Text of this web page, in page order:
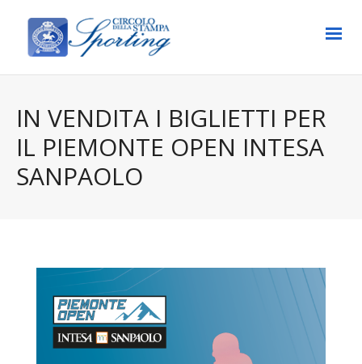
IN VENDITA I BIGLIETTI PER
IL PIEMONTE OPEN INTESA
SANPAOLO